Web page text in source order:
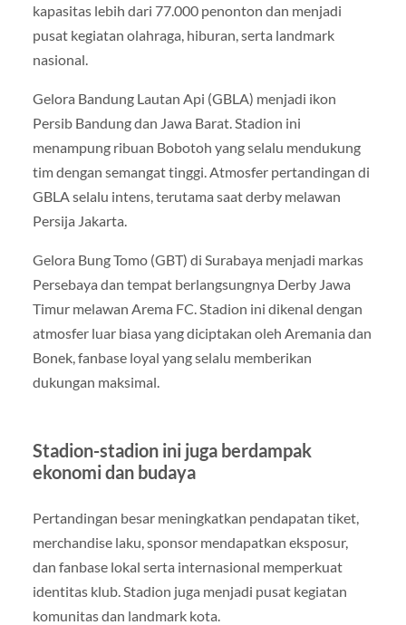
kapasitas lebih dari 77.000 penonton dan menjadi
pusat kegiatan olahraga, hiburan, serta landmark
nasional.
Gelora Bandung Lautan Api (GBLA) menjadi ikon
Persib Bandung dan Jawa Barat. Stadion ini
menampung ribuan Bobotoh yang selalu mendukung
tim dengan semangat tinggi. Atmosfer pertandingan di
GBLA selalu intens, terutama saat derby melawan
Persija Jakarta.
Gelora Bung Tomo (GBT) di Surabaya menjadi markas
Persebaya dan tempat berlangsungnya Derby Jawa
Timur melawan Arema FC. Stadion ini dikenal dengan
atmosfer luar biasa yang diciptakan oleh Aremania dan
Bonek, fanbase loyal yang selalu memberikan
dukungan maksimal.
Stadion-stadion ini juga berdampak
ekonomi dan budaya
Pertandingan besar meningkatkan pendapatan tiket,
merchandise laku, sponsor mendapatkan eksposur,
dan fanbase lokal serta internasional memperkuat
identitas klub. Stadion juga menjadi pusat kegiatan
komunitas dan landmark kota.